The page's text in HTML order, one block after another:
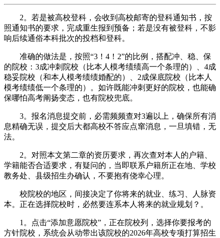
2。若是被高校登科，会收到高校邮寄的登科通知书，按
照通知书的要求，完成重生报到预备；若是没有被登科，不影
响后续通俗本科批次的投档和登科。
准确的做法是，按照“3！4！2”的比例，搭配冲、稳、保
的院校：3成冲刺院校（比本人模考绩绩高一个条理的）、4成
稳妥院校（和本人模考绩绩婚配的）、2成保底院校（比本人
模考绩绩低一个条理的）。如许既能冲刺更好的院校，也能确
保哪怕高考阐扬变态，也有院校兜底。
3。报名消息提交前，必需频频查对3遍以上，确保所有消
息精确无误，提交后大都高校不答应点窜消息，一旦填错，无
法。
2。对照本文第二章的资历要求，再次查对本人的户籍、
学籍能否合适要求，有疑问的，当即联系户籍所正在地、学校
教务处、县级招生办确认，不要抱有侥幸心理。
校院校的地区，间接决定了你将来的就业、练习、人脉资
本。正在选择院校时，必然要连系本人将来的就业规划？。
1。点击“添加意愿院校”，正在院校列，选择你要报考的
方针院校，系统会从动带出该院校的2026年高校专项打算招生